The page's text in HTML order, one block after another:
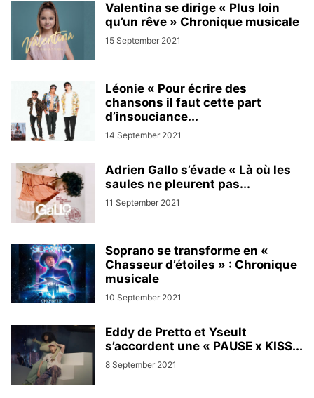
Valentina se dirige « Plus loin
qu’un rêve » Chronique musicale
15 September 2021
Léonie « Pour écrire des
chansons il faut cette part
d’insouciance...
14 September 2021
Adrien Gallo s’évade « Là où les
saules ne pleurent pas...
11 September 2021
Soprano se transforme en «
Chasseur d’étoiles » : Chronique
musicale
10 September 2021
Eddy de Pretto et Yseult
s’accordent une « PAUSE x KISS...
8 September 2021